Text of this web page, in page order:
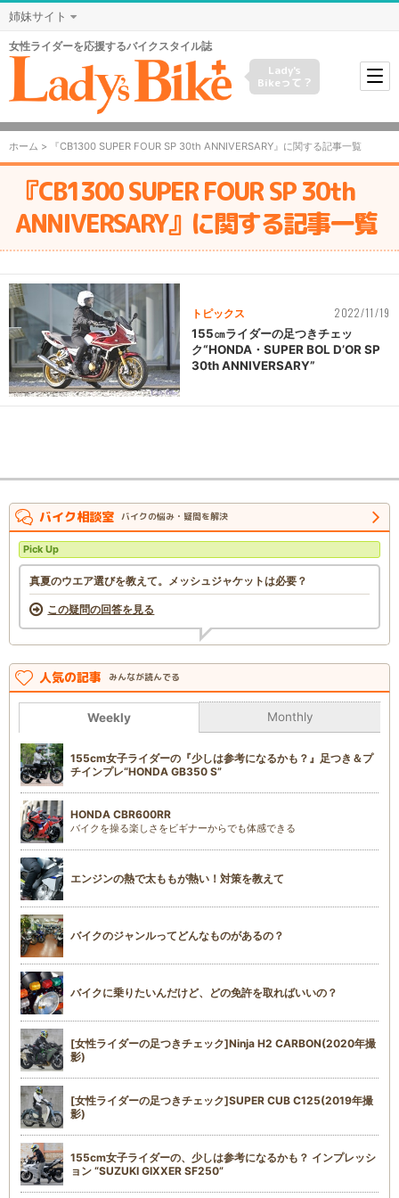
姉妹サイト
女性ライダーを応援するバイクスタイル誌
Lady's
Bikeって？
ホーム > 『CB1300 SUPER FOUR SP 30th ANNIVERSARY』に関する記事一覧
『CB1300 SUPER FOUR SP 30th
ANNIVERSARY』に関する記事一覧
トピックス 2022/11/19
155㎝ライダーの足つきチェッ
ク“HONDA・SUPER BOL D’OR SP
30th ANNIVERSARY”
バイク相談室 バイクの悩み・疑問を解決
Pick Up
真夏のウエア選びを教えて。メッシュジャケットは必要？
この疑問の回答を見る
人気の記事 みんなが読んでる
Weekly Monthly
155cm女子ライダーの『少しは参考になるかも？』足つき＆プ
チインプレ“HONDA GB350 S”
HONDA CBR600RR
バイクを操る楽しさをビギナーからでも体感できる
エンジンの熱で太ももが熱い！対策を教えて
バイクのジャンルってどんなものがあるの？
バイクに乗りたいんだけど、どの免許を取ればいいの？
[女性ライダーの足つきチェック]Ninja H2 CARBON(2020年撮
影)
[女性ライダーの足つきチェック]SUPER CUB C125(2019年撮
影)
155cm女子ライダーの、少しは参考になるかも？ インプレッシ
ョン “SUZUKI GIXXER SF250”